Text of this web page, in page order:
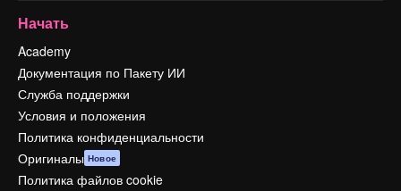
Начать
Academy
Документация по Пакету ИИ
Служба поддержки
Условия и положения
Политика конфиденциальности
Оригиналы Новое
Политика файлов cookie